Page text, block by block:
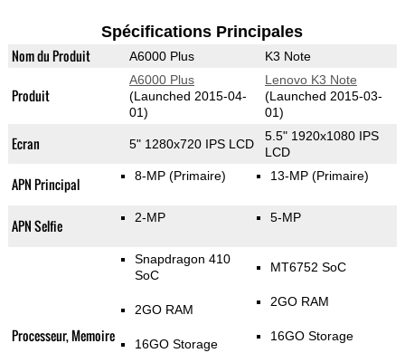
Spécifications Principales
Nom du Produit A6000 Plus K3 Note
Produit
A6000 Plus
(Launched 2015-04-
01)
Lenovo K3 Note
(Launched 2015-03-
01)
Ecran 5" 1280x720 IPS LCD
5.5" 1920x1080 IPS
LCD
APN Principal 8-MP (Primaire) 13-MP (Primaire)
APN Selfie 2-MP 5-MP
Processeur, Memoire
Snapdragon 410
SoC
2GO RAM
16GO Storage
MT6752 SoC
2GO RAM
16GO Storage